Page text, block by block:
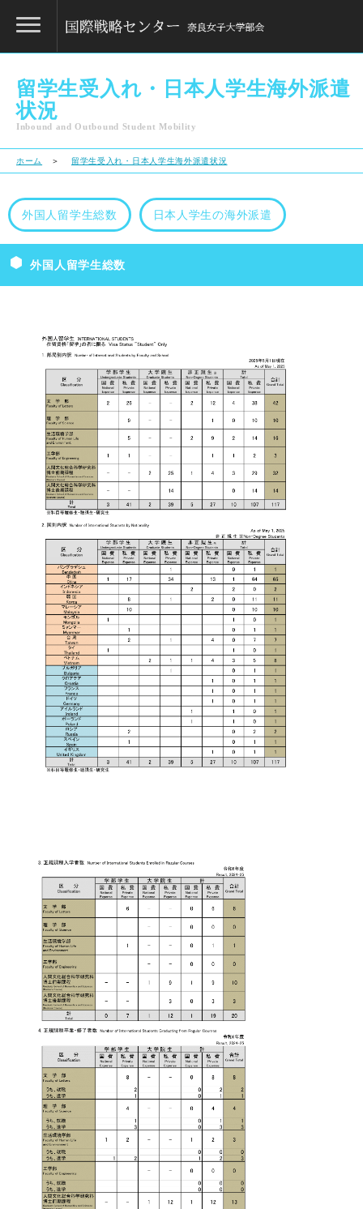
留学生受入れ・日本人学生海外派遣
状況
Inbound and Outbound Student Mobility
ホーム ＞ 留学生受入れ・日本人学生海外派遣状況
外国人留学生総数 日本人学生の海外派遣
外国人留学生総数